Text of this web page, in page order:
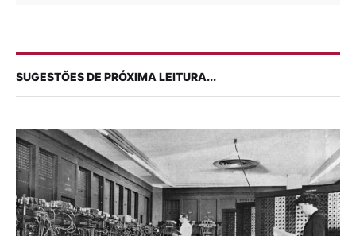
SUGESTÕES DE PRÓXIMA LEITURA...